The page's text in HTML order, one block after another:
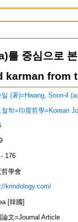
를 중심으로
karman from
일 (著)=Hwang, Soon-il
철학=印度哲學=Korean
176
哲學會
krindology.com/
[韓國]
論文=Journal Article